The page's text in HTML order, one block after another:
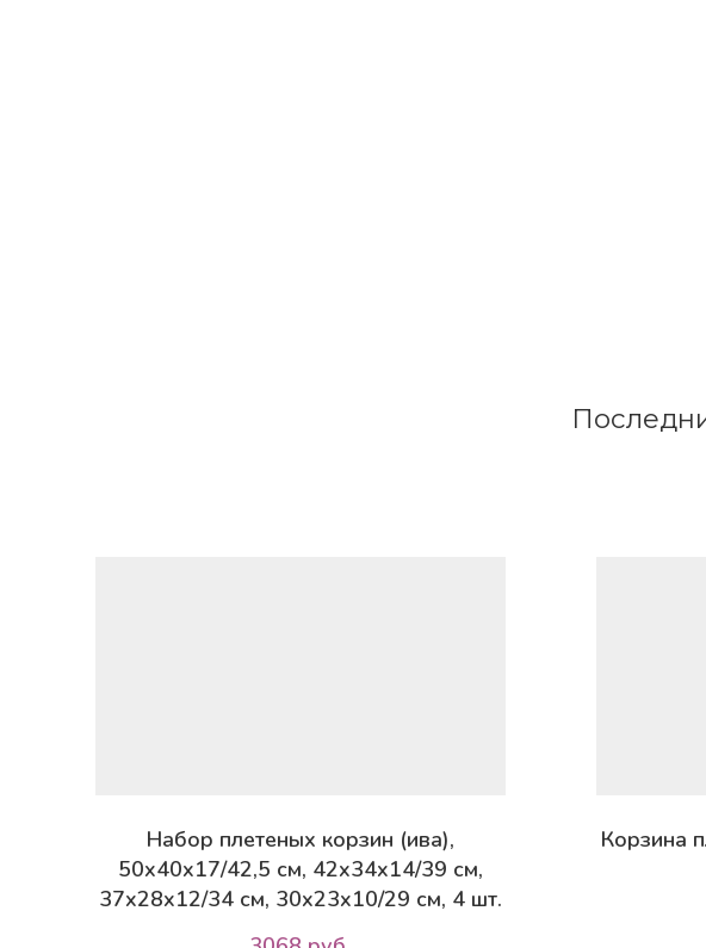
Набор плетеных корзин (ива),
50x40x17/42,5 см, 42x34x14/39 см,
37x28x12/34 см, 30x23x10/29 см, 4 шт.
Корзина